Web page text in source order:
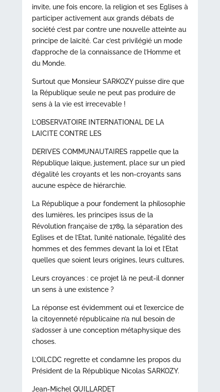
invite, une fois encore, la religion et ses Eglises à
participer activement aux grands débats de
société c’est par contre une nouvelle atteinte au
principe de laïcité. Car c’est privilégié un mode
d’approche de la connaissance de l’Homme et
du Monde.
Surtout que Monsieur SARKOZY puisse dire que
la République seule ne peut pas produire de
sens à la vie est irrecevable !
L’OBSERVATOIRE INTERNATIONAL DE LA
LAICITE CONTRE LES
DERIVES COMMUNAUTAIRES rappelle que la
République laïque, justement, place sur un pied
d’égalité les croyants et les non-croyants sans
aucune espèce de hiérarchie.
La République a pour fondement la philosophie
des lumières, les principes issus de la
Révolution française de 1789, la séparation des
Eglises et de l’Etat, l’unité nationale, l’égalité des
hommes et des femmes devant la loi et l’Etat
quelles que soient leurs origines, leurs cultures,
Leurs croyances : ce projet là ne peut-il donner
un sens à une existence ?
La réponse est évidemment oui et l’exercice de
la citoyenneté républicaine n’a nul besoin de
s’adosser à une conception métaphysique des
choses.
L’OILCDC regrette et condamne les propos du
Président de la République Nicolas SARKOZY.
Jean-Michel QUILLARDET